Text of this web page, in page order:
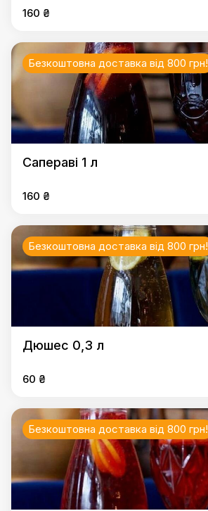
160 ₴
Безкоштовна доставка від 800 грн!
Сапераві 1 л
160 ₴
Безкоштовна доставка від 800 грн!
Дюшес 0,3 л
60 ₴
Безкоштовна доставка від 800 грн!